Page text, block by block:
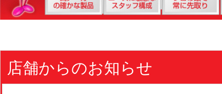
店舗からのお知らせ